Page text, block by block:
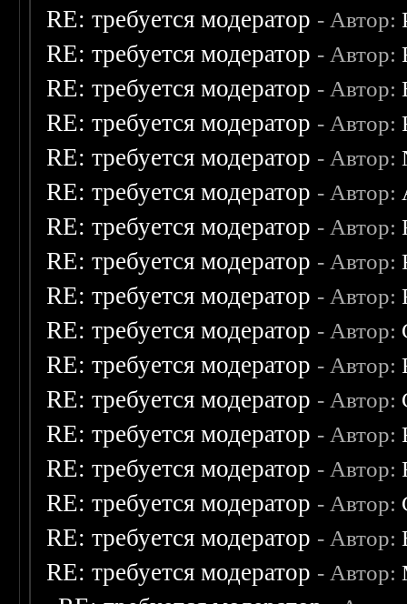
RE: требуется модератор - Автор:
RE: требуется модератор - Автор:
RE: требуется модератор - Автор:
RE: требуется модератор - Автор:
RE: требуется модератор - Автор:
RE: требуется модератор - Автор:
RE: требуется модератор - Автор:
RE: требуется модератор - Автор:
RE: требуется модератор - Автор:
RE: требуется модератор - Автор:
RE: требуется модератор - Автор:
RE: требуется модератор - Автор:
RE: требуется модератор - Автор:
RE: требуется модератор - Автор:
RE: требуется модератор - Автор:
RE: требуется модератор - Автор:
RE: требуется модератор - Автор: